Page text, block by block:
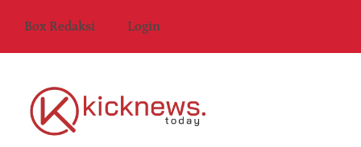
Box Redaksi Login